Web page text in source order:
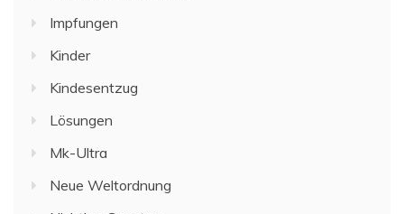
Impfungen
Kinder
Kindesentzug
Lösungen
Mk-Ultra
Neue Weltordnung